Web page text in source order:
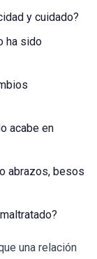
y cuidado?
ha sido
acabe en
abrazos, besos
una relación